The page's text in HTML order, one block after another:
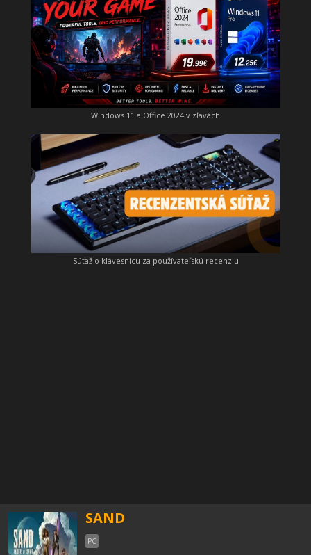
Windows 11 a Office 2024 v zľavách
Súťaž o klávesnicu za používateľskú recenziu
SAND
PC